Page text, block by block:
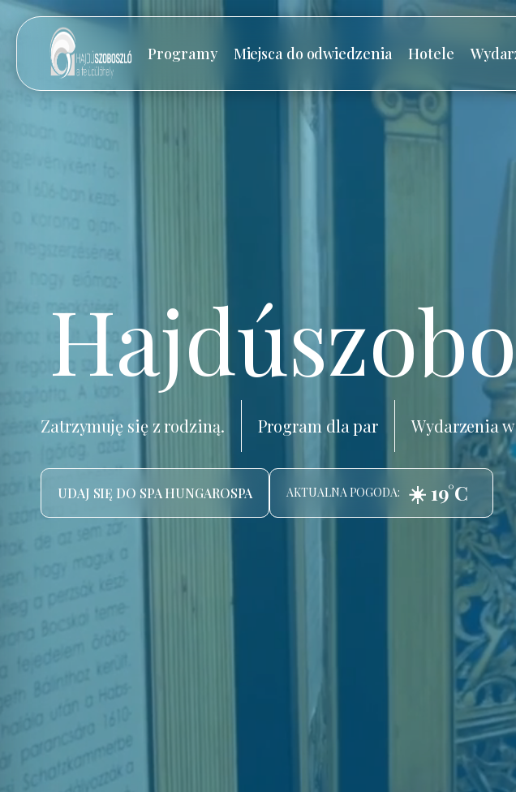
Programy Miejsca do odwiedzenia Hotele
Zatrzymuję się z rodziną. Program dla par Wydarzenia
UDAJ SIĘ DO SPA HUNGAROSPA AKTUALNA POGODA: ☀️ 19°C